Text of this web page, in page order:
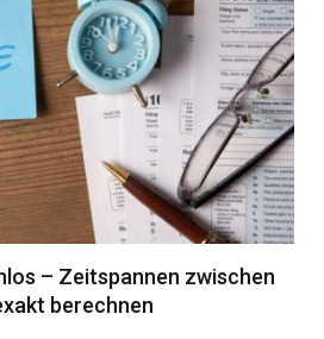
– Zeitspannen zwischen
berechnen